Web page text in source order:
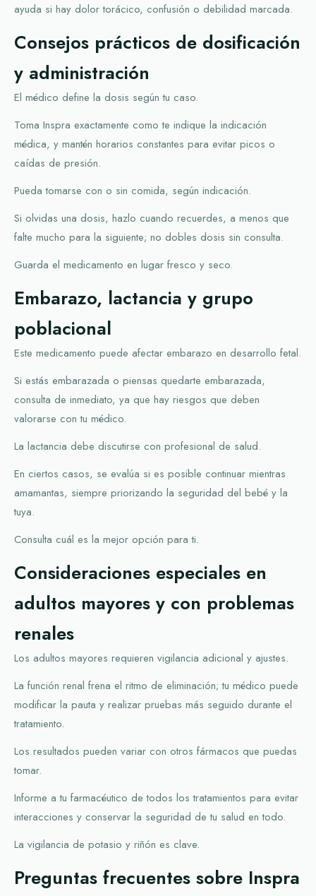
ayuda si hay dolor torácico, confusión o debilidad marcada.
Consejos prácticos de dosificación
y administración
El médico define la dosis según tu caso.
Toma Inspra exactamente como te indique la indicación
médica, y mantén horarios constantes para evitar picos o
caídas de presión.
Pueda tomarse con o sin comida, según indicación.
Si olvidas una dosis, hazlo cuando recuerdes, a menos que
falte mucho para la siguiente; no dobles dosis sin consulta.
Guarda el medicamento en lugar fresco y seco.
Embarazo, lactancia y grupo
poblacional
Este medicamento puede afectar embarazo en desarrollo fetal.
Si estás embarazada o piensas quedarte embarazada,
consulta de inmediato, ya que hay riesgos que deben
valorarse con tu médico.
La lactancia debe discutirse con profesional de salud.
En ciertos casos, se evalúa si es posible continuar mientras
amamantas, siempre priorizando la seguridad del bebé y la
tuya.
Consulta cuál es la mejor opción para ti.
Consideraciones especiales en
adultos mayores y con problemas
renales
Los adultos mayores requieren vigilancia adicional y ajustes.
La función renal frena el ritmo de eliminación; tu médico puede
modificar la pauta y realizar pruebas más seguido durante el
tratamiento.
Los resultados pueden variar con otros fármacos que puedas
tomar.
Informe a tu farmacéutico de todos los tratamientos para evitar
interacciones y conservar la seguridad de tu salud en todo.
La vigilancia de potasio y riñón es clave.
Preguntas frecuentes sobre Inspra